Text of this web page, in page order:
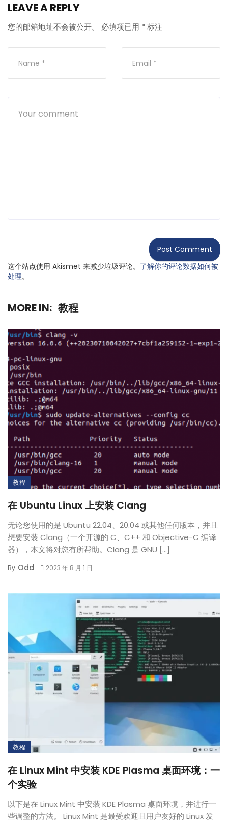
LEAVE A REPLY
您的邮箱地址不会被公开。 必填项已用 * 标注
这个站点使用 Akismet 来减少垃圾评论。 了解你的评论数据如何被
处理。
MORE IN: 教程
教程
在 Ubuntu Linux 上安装 Clang
无论您使用的是 Ubuntu 22.04、20.04 或其他任何版本，并且
想要安装 Clang（一个开源的 C、C++ 和 Objective-C 编译
器），本文将对您有所帮助。Clang 是 GNU […]
By Odd 2023 年 8 月 1 日
教程
在 Linux Mint 中安装 KDE Plasma 桌面环境：一
个实验
以下是在 Linux Mint 中安装 KDE Plasma 桌面环境，并进行一
些调整的方法。 Linux Mint 是最受欢迎且用户友好的 Linux 发